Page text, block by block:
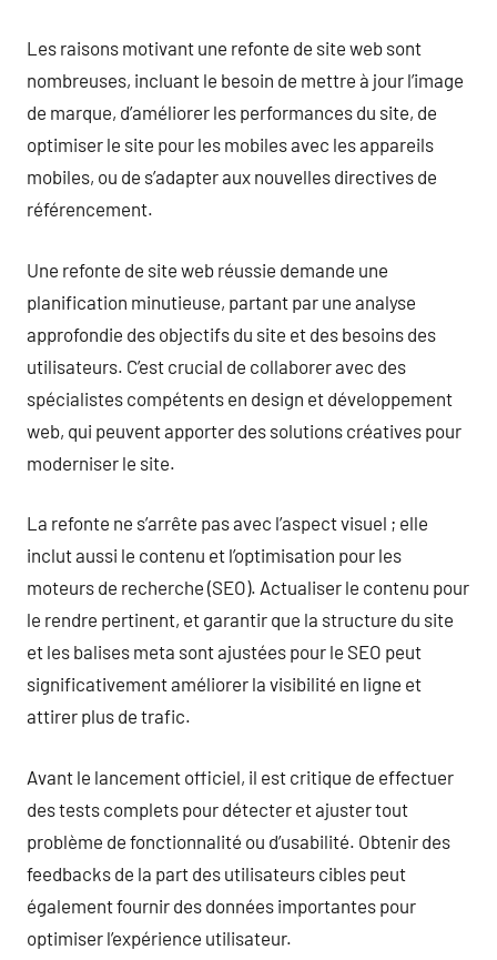
Les raisons motivant une refonte de site web sont
nombreuses, incluant le besoin de mettre à jour l’image
de marque, d’améliorer les performances du site, de
optimiser le site pour les mobiles avec les appareils
mobiles, ou de s’adapter aux nouvelles directives de
référencement.
Une refonte de site web réussie demande une
planification minutieuse, partant par une analyse
approfondie des objectifs du site et des besoins des
utilisateurs. C’est crucial de collaborer avec des
spécialistes compétents en design et développement
web, qui peuvent apporter des solutions créatives pour
moderniser le site.
La refonte ne s’arrête pas avec l’aspect visuel ; elle
inclut aussi le contenu et l’optimisation pour les
moteurs de recherche (SEO). Actualiser le contenu pour
le rendre pertinent, et garantir que la structure du site
et les balises meta sont ajustées pour le SEO peut
significativement améliorer la visibilité en ligne et
attirer plus de trafic.
Avant le lancement officiel, il est critique de effectuer
des tests complets pour détecter et ajuster tout
problème de fonctionnalité ou d’usabilité. Obtenir des
feedbacks de la part des utilisateurs cibles peut
également fournir des données importantes pour
optimiser l’expérience utilisateur.